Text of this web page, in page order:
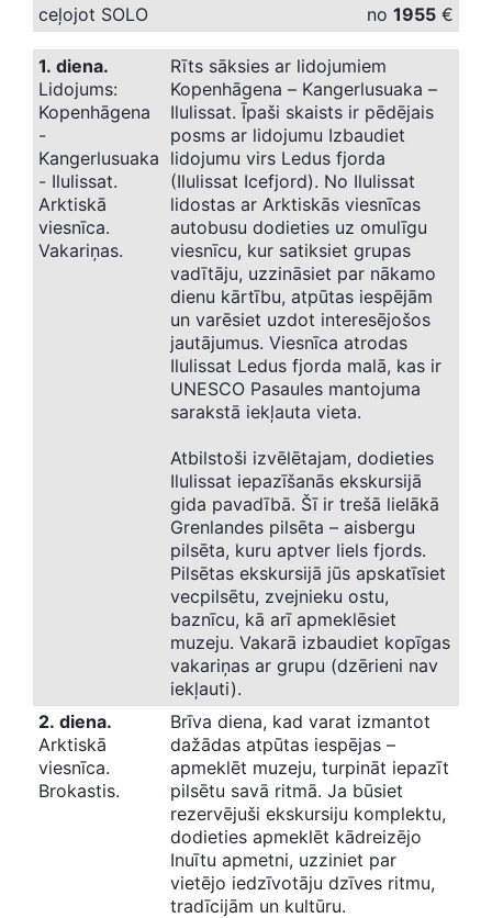
ceļojot SOLO
no1955 €
1. diena.
Lidojums:
Kopenhāgena
-
Kangerlusuaka
- Ilulissat.
Arktiskā
viesnīca.
Vakariņas.
Rīts sāksies ar lidojumiem
Kopenhāgena – Kangerlusuaka –
Ilulissat. Īpaši skaists ir pēdējais
posms ar lidojumu Izbaudiet
lidojumu virs Ledus fjorda
(Ilulissat Icefjord). No Ilulissat
lidostas ar Arktiskās viesnīcas
autobusu dodieties uz omulīgu
viesnīcu, kur satiksiet grupas
vadītāju, uzzināsiet par nākamo
dienu kārtību, atpūtas iespējām
un varēsiet uzdot interesējošos
jautājumus. Viesnīca atrodas
Ilulissat Ledus fjorda malā, kas ir
UNESCO Pasaules mantojuma
sarakstā iekļauta vieta.
Atbilstoši izvēlētajam, dodieties
Ilulissat iepazīšanās ekskursijā
gida pavadībā. Šī ir trešā lielākā
Grenlandes pilsēta – aisbergu
pilsēta, kuru aptver liels fjords.
Pilsētas ekskursijā jūs apskatīsiet
vecpilsētu, zvejnieku ostu,
baznīcu, kā arī apmeklēsiet
muzeju. Vakarā izbaudiet kopīgas
vakariņas ar grupu (dzērieni nav
iekļauti).
2. diena.
Arktiskā
viesnīca.
Brokastis.
Brīva diena, kad varat izmantot
dažādas atpūtas iespējas –
apmeklēt muzeju, turpināt iepazīt
pilsētu savā ritmā. Ja būsiet
rezervējuši ekskursiju komplektu,
dodieties apmeklēt kādreizējo
Inuītu apmetni, uzziniet par
vietējo iedzīvotāju dzīves ritmu,
tradīcijām un kultūru.